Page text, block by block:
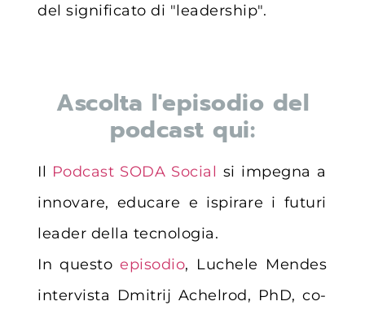
del significato di "leadership".
Ascolta l'episodio del
podcast qui:
Il Podcast SODA Social si impegna a
innovare, educare e ispirare i futuri
leader della tecnologia.
In questoepisodio, Luchele Mendes
intervista Dmitrij Achelrod, PhD, co-